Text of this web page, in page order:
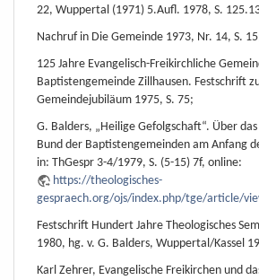
22, Wuppertal (1971) 5.Aufl. 1978, S.
Nachruf in Die Gemeinde 1973, Nr. 14, S.
125 Jahre Evangelisch-Freikirchliche
Baptistengemeinde Zillhausen. Festschrift
Gemeindejubiläum 1975, S. 75;
G. Balders, „Heilige Gefolgschaft“. Über
Bund der Baptistengemeinden am Anfang
in: ThGespr 3-4/1979, S. (5-15) 7f, online:
https://theologisches-
gespraech.org/ojs/index.php/tge/article/
Festschrift Hundert Jahre Theologisches
1980, hg. v. G. Balders, Wuppertal/Kassel
Karl Zehrer, Evangelische Freikirchen und